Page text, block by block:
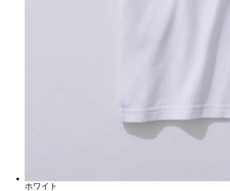
ホワイト